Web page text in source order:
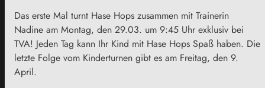
Das erste Mal turnt Hase Hops zusammen mit Trainerin
Nadine am Montag, den 29.03. um 9:45 Uhr exklusiv bei
TVA! Jeden Tag kann Ihr Kind mit Hase Hops Spaß haben. Die
letzte Folge vom Kinderturnen gibt es am Freitag, den 9.
April.